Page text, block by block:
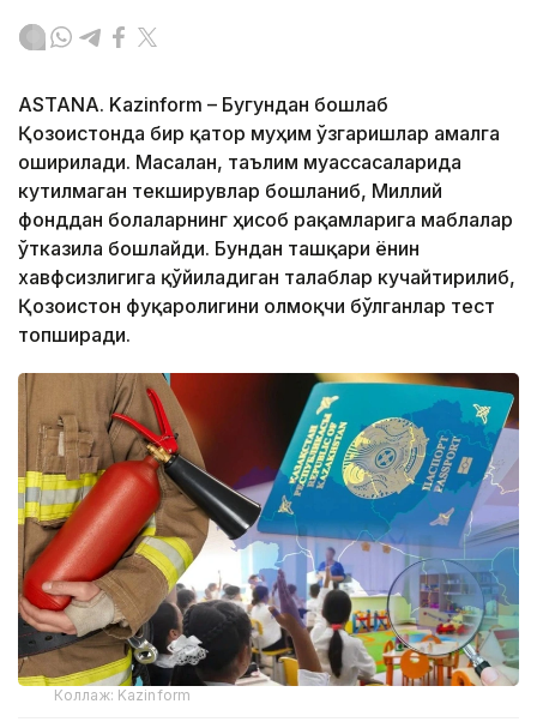
АSTANА. Kazinform – Бугундан бошлаб
Қозоғистонда бир қатор муҳим ўзгаришлар амалга
оширилади. Масалан, таълим муассасаларида
кутилмаган текширувлар бошланиб, Миллий
фонддан болаларнинг ҳисоб рақамларига маблағлар
ўтказила бошлайди. Бундан ташқари ёнғин
хавфсизлигига қўйиладиган талаблар кучайтирилиб,
Қозоғистон фуқаролигини олмоқчи бўлганлар тест
топширади.
Коллаж: Kazinform